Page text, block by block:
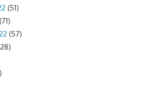
(51)
(71)
(57)